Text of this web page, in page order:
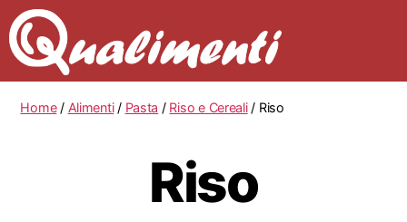
Home/ Alimenti/ Pasta / Riso e Cereali/ Riso
Riso